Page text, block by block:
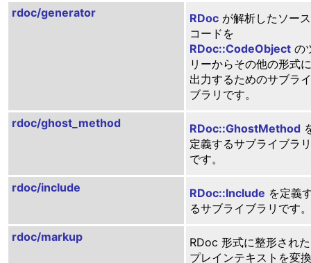
rdoc/generator RDocが解析したソース
コードを
RDoc::CodeObjectの
リーからその他の形式に
出力するためのサブライ
ブラリです。
rdoc/ghost_method RDoc::GhostMethod
定義するサブライブラリ
です。
rdoc/include RDoc::Include を定義
るサブライブラリです。
rdoc/markup
RDoc 形式に整形された
プレインテキストを変換